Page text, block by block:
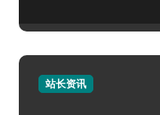
站长资讯